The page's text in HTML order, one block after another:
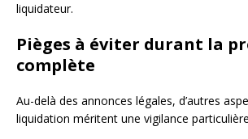
liquidateur.
Pièges à éviter durant la
complète
Au-delà des annonces légales, d’autres
liquidation méritent une vigilance